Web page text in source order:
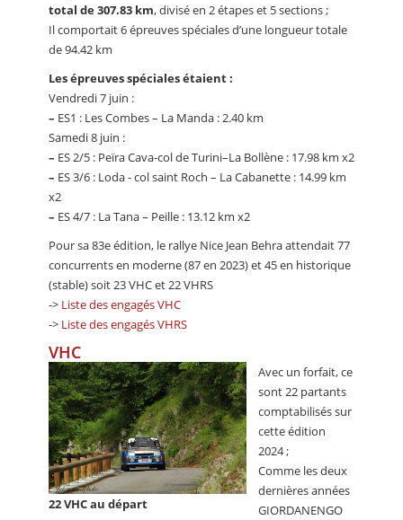
total de 307.83 km, divisé en 2 étapes et 5 sections ;
Il comportait 6 épreuves spéciales d’une longueur totale
de 94.42 km
Les épreuves spéciales étaient :
Vendredi 7 juin :
– ES1 : Les Combes – La Manda : 2.40 km
Samedi 8 juin :
– ES 2/5 : Peïra Cava-col de Turini–La Bollène : 17.98 km x2
– ES 3/6 : Loda - col saint Roch – La Cabanette : 14.99 km
x2
– ES 4/7 : La Tana – Peille : 13.12 km x2
Pour sa 83e édition, le rallye Nice Jean Behra attendait 77
concurrents en moderne (87 en 2023) et 45 en historique
(stable) soit 23 VHC et 22 VHRS
-> Liste des engagés VHC
-> Liste des engagés VHRS
VHC
22 VHC au départ
Avec un forfait, ce
sont 22 partants
comptabilisés sur
cette édition
2024 ;
Comme les deux
dernières années
GIORDANENGO